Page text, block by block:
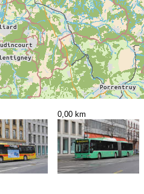
0,00 km